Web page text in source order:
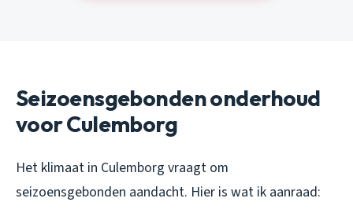
Seizoensgebonden onderhoud
voor Culemborg
Het klimaat in Culemborg vraagt om
seizoensgebonden aandacht. Hier is wat ik aanraad: